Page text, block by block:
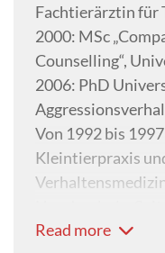
Fachtierärztin für
2000: MSc
Counselling“,
2006: PhD
Von 1992 bis
Kleintierpraxis
Read more